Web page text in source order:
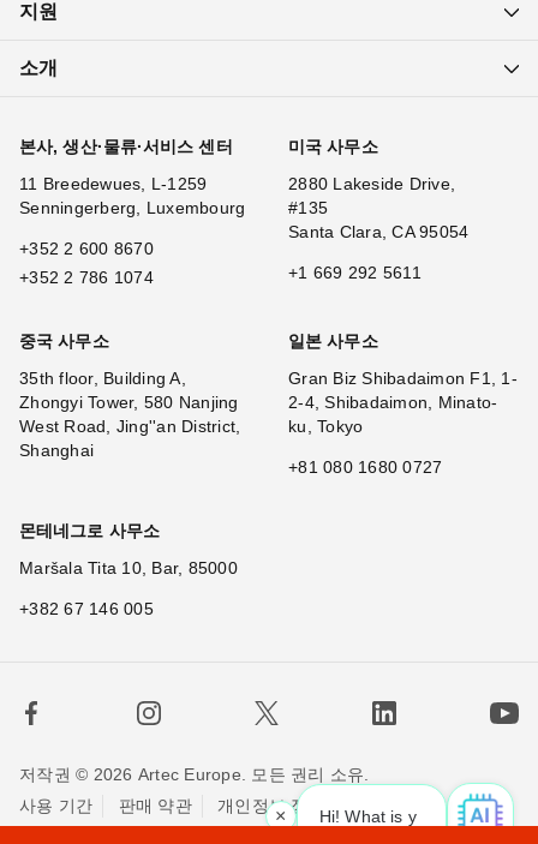
Hi! What is your request? 👀
×
지원
소개
본사, 생산·물류·서비스 센터
11 Breedewues, L-1259
Senningerberg, Luxembourg
+352 2 600 8670
+352 2 786 1074
미국 사무소
2880 Lakeside Drive,
#135
Santa Clara, CA 95054
+1 669 292 5611
중국 사무소
35th floor, Building A,
Zhongyi Tower, 580 Nanjing
West Road, Jing''an District,
Shanghai
일본 사무소
Gran Biz Shibadaimon F1, 1-
2-4, Shibadaimon, Minato-
ku, Tokyo
+81 080 1680 0727
몬테네그로 사무소
Maršala Tita 10, Bar, 85000
+382 67 146 005
저작권 © 2026 Artec Europe. 모든 권리 소유.
사용 기간
판매 약관 개인정보 정책
쿠키 정책